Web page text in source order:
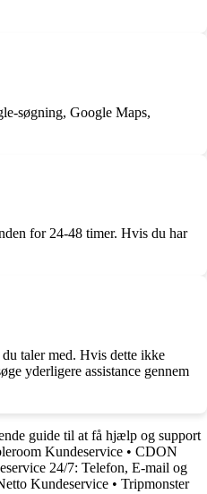
søgning, Google Maps,
for 24-48 timer. Hvis du har
taler med. Hvis dette ikke
yderligere assistance gennem
guide til at få hjælp og support
Kundeservice • CDON
24/7: Telefon, E-mail og
Kundeservice • Tripmonster